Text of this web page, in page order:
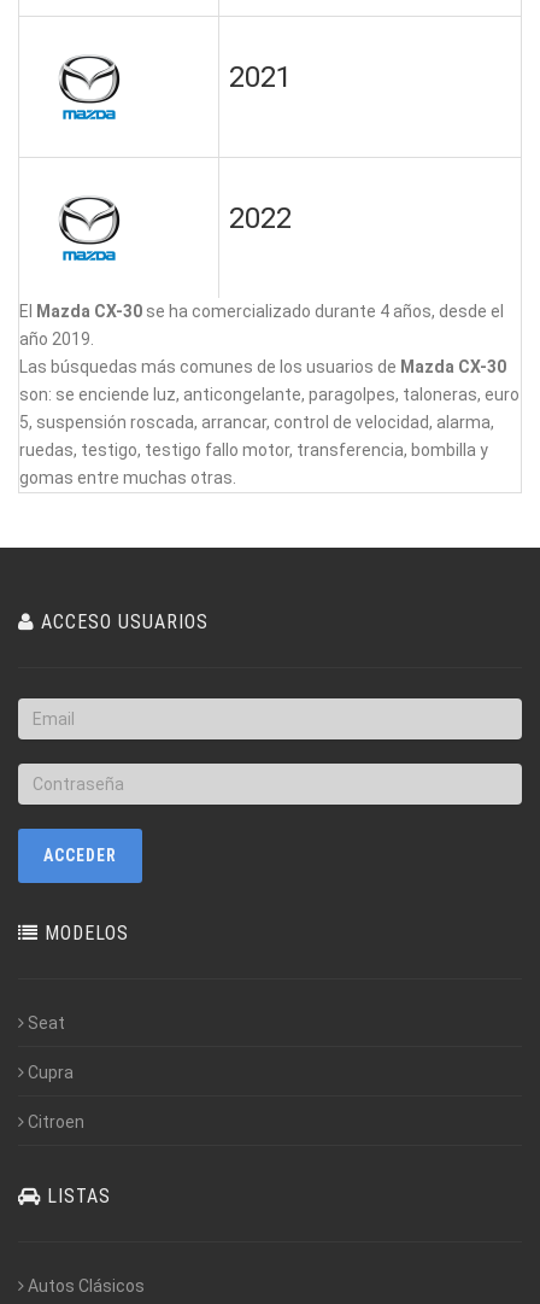
2021
2022
El Mazda CX-30 se ha comercializado durante 4 años, desde el
año 2019.
Las búsquedas más comunes de los usuarios de Mazda CX-30
son: se enciende luz, anticongelante, paragolpes, taloneras, euro
5, suspensión roscada, arrancar, control de velocidad, alarma,
ruedas, testigo, testigo fallo motor, transferencia, bombilla y
gomas entre muchas otras.
ACCESO USUARIOS
MODELOS
Seat
Cupra
Citroen
LISTAS
Autos Clásicos